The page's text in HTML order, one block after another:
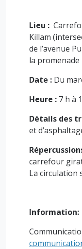
Lieu :
Killam
de l’avenue
la promenade
Date : Du
Heure : 7 h à
Détails des
et
carrefour
La circulation
Information: